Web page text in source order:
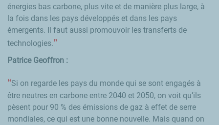
énergies bas carbone, plus vite et de manière plus large, à
la fois dans les pays développés et dans les pays
émergents. Il faut aussi promouvoir les transferts de
technologies.
Patrice Geoffron :
Si on regarde les pays du monde qui se sont engagés à
être neutres en carbone entre 2040 et 2050, on voit qu’ils
pèsent pour 90 % des émissions de gaz à effet de serre
mondiales, ce qui est une bonne nouvelle. Mais quand on